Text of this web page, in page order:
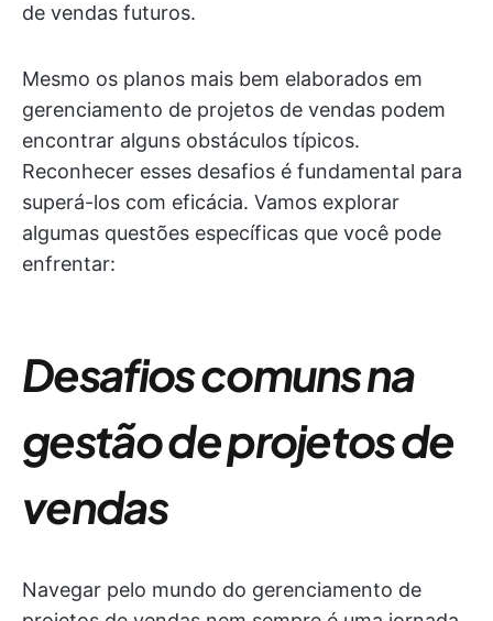
de vendas futuros.
Mesmo os planos mais bem elaborados em
gerenciamento de projetos de vendas podem
encontrar alguns obstáculos típicos.
Reconhecer esses desafios é fundamental para
superá-los com eficácia. Vamos explorar
algumas questões específicas que você pode
enfrentar:
Desafios comuns na
gestão de projetos de
vendas
Navegar pelo mundo do gerenciamento de